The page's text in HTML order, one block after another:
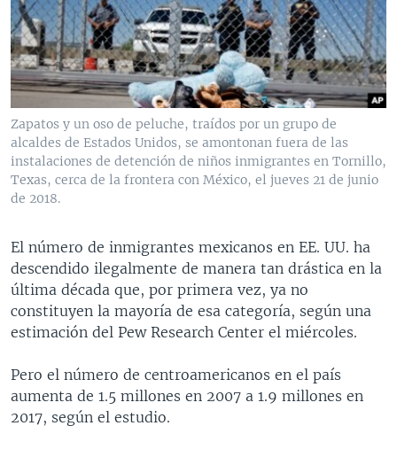
VENEZUELA
BRASIL
NICARAGUA
ECONOMÍA
ENTRETENIMIENTO Y CULTURA
TECNOLOGÍA
DEPORTES
CIENCIA Y SALUD
MULTIMEDIA
VIDEOS
FOTOGRAFÍA
AUDIOS
PROGRAMAS TV
EL MUNDO AL DÍA
FORO INTERAMERICANO
VISIÓN 360
LAS CLAVES
PANORAMA
RADIO
AVANCE INFORMATIVO
AUDIONOTICIAS
BUENOS DÍAS AMÉRICA
ESTADOS UNIDOS AL DÍA
EL MUNDO AL DÍA [RADIO]
FORO [RADIO]
DEPORTIVO INTERNACIONAL
NOTA ECONÓMICA
ENTRETENIMIENTO
DIRECT
DOCUMENTALES DE LA VOA
Learning English
SÍGANOS
Idiomas
Zapatos y un oso de peluche, traídos por un grupo de
alcaldes de Estados Unidos, se amontonan fuera de las
instalaciones de detención de niños inmigrantes en Tornillo,
Texas, cerca de la frontera con México, el jueves 21 de junio
de 2018.
El número de inmigrantes mexicanos en EE. UU. ha
descendido ilegalmente de manera tan drástica en la
última década que, por primera vez, ya no
constituyen la mayoría de esa categoría, según una
estimación del Pew Research Center el miércoles.
Pero el número de centroamericanos en el país
aumenta de 1.5 millones en 2007 a 1.9 millones en
2017, según el estudio.